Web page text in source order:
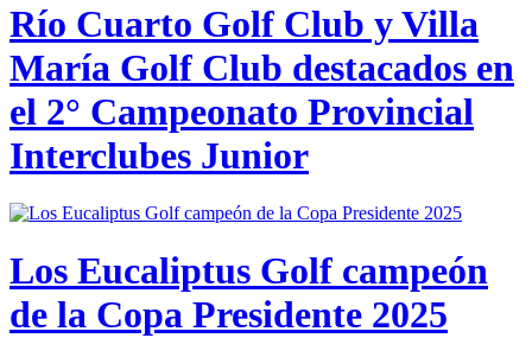
Río Cuarto Golf Club y Villa
María Golf Club destacados en
el 2° Campeonato Provincial
Interclubes Junior
Los Eucaliptus Golf campeón
de la Copa Presidente 2025